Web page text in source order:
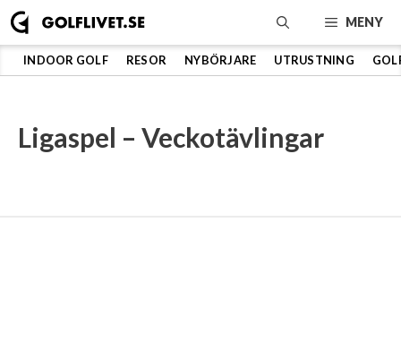
Hoppa
till
innehåll
MENY
INDOOR GOLF RESOR NYBÖRJARE UTRUSTNING
Ligaspel – Veckotävlingar